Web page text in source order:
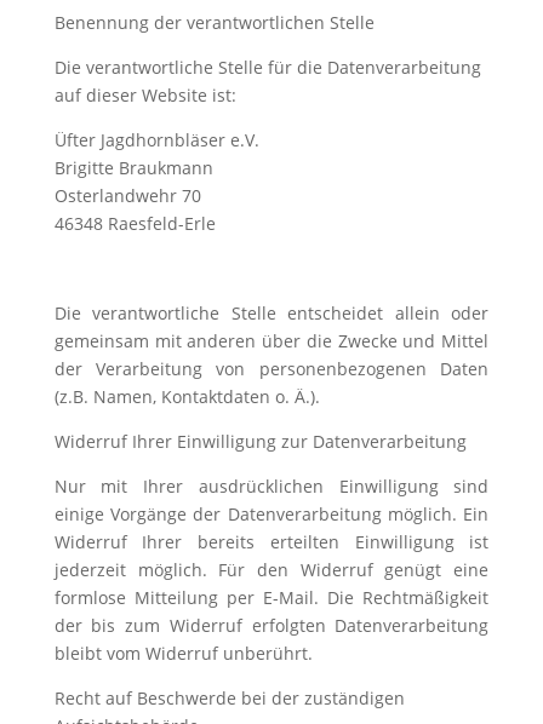
Benennung der verantwortlichen Stelle
Die verantwortliche Stelle für die Datenverarbeitung
auf dieser Website ist:
Üfter Jagdhornbläser e.V.
Brigitte Braukmann
Osterlandwehr 70
46348 Raesfeld-Erle
Die verantwortliche Stelle entscheidet allein oder
gemeinsam mit anderen über die Zwecke und Mittel
der Verarbeitung von personenbezogenen Daten
(z.B. Namen, Kontaktdaten o. Ä.).
Widerruf Ihrer Einwilligung zur Datenverarbeitung
Nur mit Ihrer ausdrücklichen Einwilligung sind
einige Vorgänge der Datenverarbeitung möglich. Ein
Widerruf Ihrer bereits erteilten Einwilligung ist
jederzeit möglich. Für den Widerruf genügt eine
formlose Mitteilung per E-Mail. Die Rechtmäßigkeit
der bis zum Widerruf erfolgten Datenverarbeitung
bleibt vom Widerruf unberührt.
Recht auf Beschwerde bei der zuständigen